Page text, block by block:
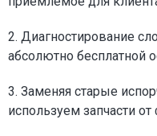
2. Диагностирование
абсолютно бесплатной
3. Заменяя старые
используем запчасти